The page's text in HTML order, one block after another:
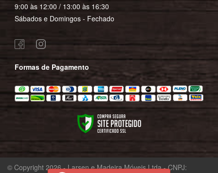
9:00 às 12:00 / 13:00 às 16:30
Sábados e Domingos - Fechado
Formas de Pagamento
© Copyright 2026 - Larsen e Madeira Móveis Ltda - CNPJ: